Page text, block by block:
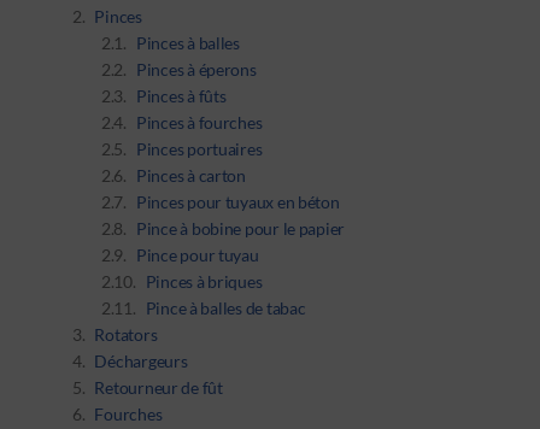
Pinces
Pinces à balles
Pinces à éperons
Pinces à fûts
Pinces à fourches
Pinces portuaires
Pinces à carton
Pinces pour tuyaux en béton
Pince à bobine pour le papier
Pince pour tuyau
Pinces à briques
Pince à balles de tabac
Rotators
Déchargeurs
Retourneur de fût
Fourches